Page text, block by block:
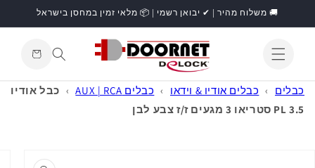
דילוג🚚 משלוח מהיר | ✔ יבואן רשמי | 📦 מלאי זמין במחסן בישראל
התחברות
קניות
כבלים › כבלים אודיו & וידאו › כבלים AUX | RCA › כבל אודיו
PL 3.5 סטריאו 3 מגעים ז/ז צבע לבן